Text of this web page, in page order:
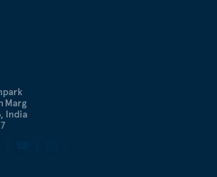
Marg
India